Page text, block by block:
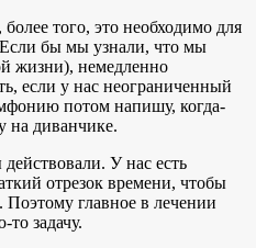
того, это необходимо для
Если бы мы узнали, что мы
жизни), немедленно
если у нас неограниченный
потом напишу, когда-
на диванчике.
У нас есть
отрезок времени, чтобы
главное в лечении
задачу.